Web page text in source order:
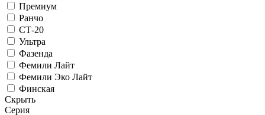
Премиум
Ранчо
СТ-20
Ультра
Фазенда
Фемили Лайт
Фемили Эко Лайт
Финская
Скрыть
Серия